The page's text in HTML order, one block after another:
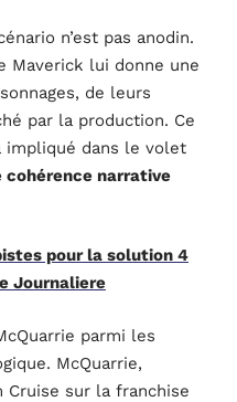
n’est pas anodin.
Maverick lui donne une
de leurs
par la production. Ce
impliqué dans le volet
cohérence narrative
pour la solution 4
Journaliere
parmi les
McQuarrie,
Cruise sur la franchise